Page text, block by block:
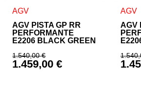
AGV
AGV PISTA GP RR
PERFORMANTE
E2206 BLACK GREEN
1.540,00€
Izvirna cena je bila:
1.459,00€
Ta izdelek ima več različic.
AGV
AGV
Ta